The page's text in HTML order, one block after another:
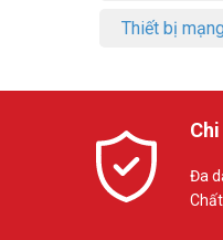
Thiết bị
Đa